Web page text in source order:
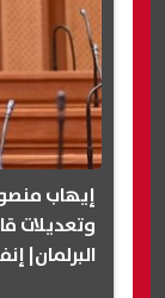
وتعديلات
البرلمان|